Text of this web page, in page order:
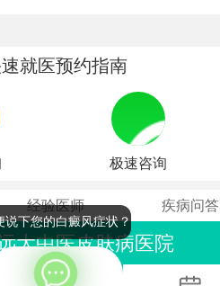
就医预约指南
极速咨询
经验医师 疾病问答
大中医皮肤病医院
电话：0311-86990555
说下您的白癜风症状？